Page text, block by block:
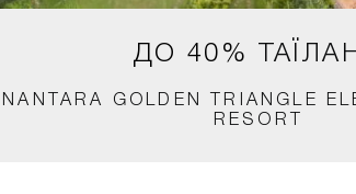
GOLDEN TRIANGLE
RESORT
ДО 40%